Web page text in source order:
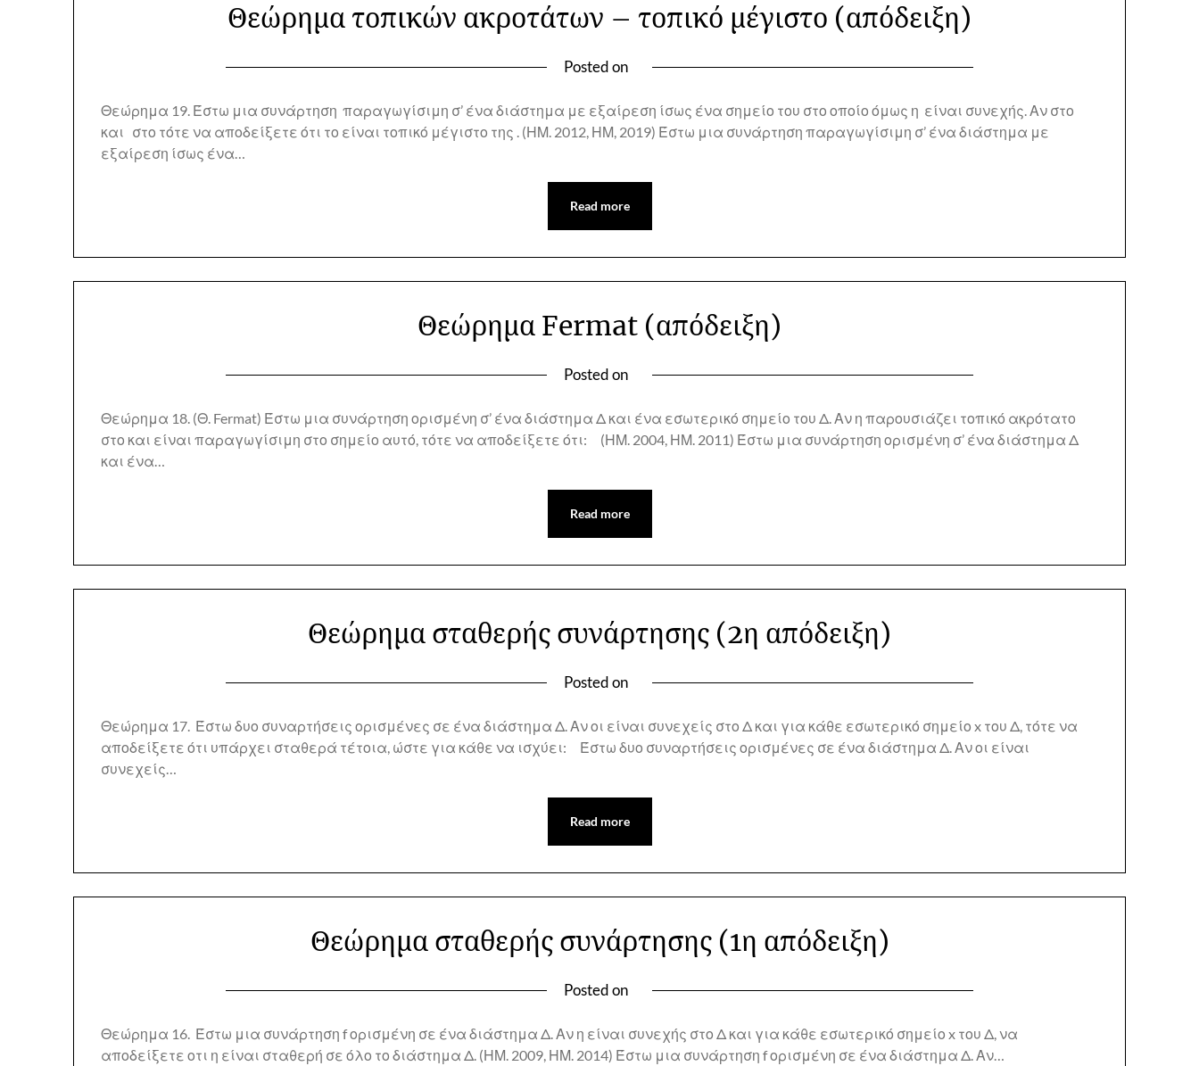
Θεώρημα τοπικών ακροτάτων – τοπικό μέγιστο (απόδειξη)
Posted on
Θεώρημα 19. Έστω μια συνάρτηση παραγωγίσιμη σ’ ένα διάστημα με εξαίρεση ίσως ένα σημείο του στο οποίο όμως η είναι συνεχής. Αν στο
και στο τότε να αποδείξετε ότι το είναι τοπικό μέγιστο της . (ΗΜ. 2012, ΗΜ, 2019) Έστω μια συνάρτηση παραγωγίσιμη σ’ ένα διάστημα με
εξαίρεση ίσως ένα…
Read more
Θεώρημα Fermat (απόδειξη)
Posted on
Θεώρημα 18. (Θ. Fermat) Έστω μια συνάρτηση ορισμένη σ’ ένα διάστημα Δ και ένα εσωτερικό σημείο του Δ. Αν η παρουσιάζει τοπικό ακρότατο
στο και είναι παραγωγίσιμη στο σημείο αυτό, τότε να αποδείξετε ότι: (ΗΜ. 2004, ΗΜ. 2011) Έστω μια συνάρτηση ορισμένη σ’ ένα διάστημα Δ
και ένα…
Read more
Θεώρημα σταθερής συνάρτησης (2η απόδειξη)
Posted on
Θεώρημα 17. Έστω δυο συναρτήσεις ορισμένες σε ένα διάστημα Δ. Αν οι είναι συνεχείς στο Δ και για κάθε εσωτερικό σημείο x του Δ, τότε να
αποδείξετε ότι υπάρχει σταθερά τέτοια, ώστε για κάθε να ισχύει: Έστω δυο συναρτήσεις ορισμένες σε ένα διάστημα Δ. Αν οι είναι
συνεχείς…
Read more
Θεώρημα σταθερής συνάρτησης (1η απόδειξη)
Posted on
Θεώρημα 16. Έστω μια συνάρτηση f ορισμένη σε ένα διάστημα Δ. Αν η είναι συνεχής στο Δ και για κάθε εσωτερικό σημείο x του Δ, να
αποδείξετε οτι η είναι σταθερή σε όλο το διάστημα Δ. (ΗΜ. 2009, ΗΜ. 2014) Έστω μια συνάρτηση f ορισμένη σε ένα διάστημα Δ. Αν…